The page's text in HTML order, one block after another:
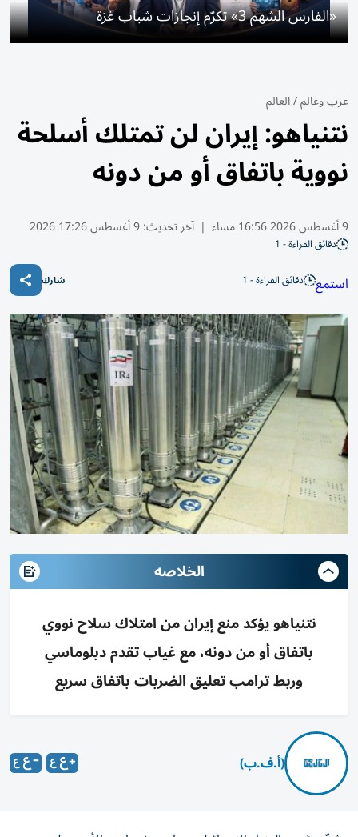
«الفارس الشهم 3» تكرّم إنجازات شباب غزة
عرب وعالم/العالم
نتنياهو: إيران لن تمتلك أسلحة
نووية باتفاق أو من دونه
9 أغسطس 2026 16:56 مساء | آخر تحديث:9 أغسطس 17:26 2026
دقائق القراءة - 1
استمع دقائق القراءة - 1 شارك
الخلاصه
نتنياهو يؤكد منع إيران من امتلاك سلاح نووي
باتفاق أو من دونه، مع غياب تقدم دبلوماسي
وربط ترامب تعليق الضربات باتفاق سريع
(أ.ف.ب)